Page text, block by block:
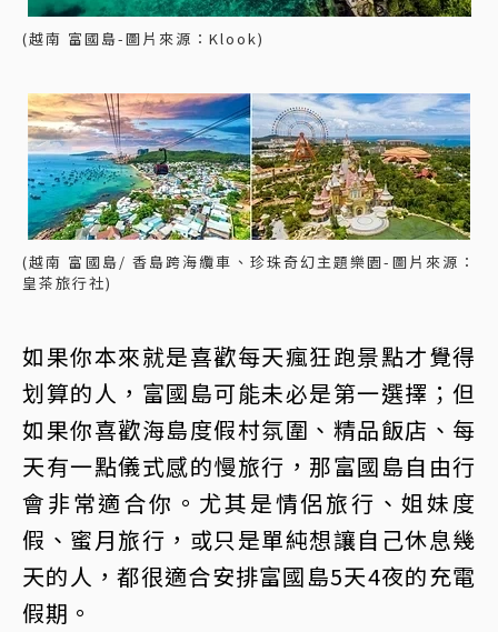
(越南 富國島-圖片來源：Klook)
(越南 富國島/ 香島跨海纜車、珍珠奇幻主題樂園-圖片來源：
皇茶旅行社)
如果你本來就是喜歡每天瘋狂跑景點才覺得
划算的人，富國島可能未必是第一選擇；但
如果你喜歡海島度假村氛圍、精品飯店、每
天有一點儀式感的慢旅行，那富國島自由行
會非常適合你。尤其是情侶旅行、姐妹度
假、蜜月旅行，或只是單純想讓自己休息幾
天的人，都很適合安排富國島5天4夜的充電
假期。